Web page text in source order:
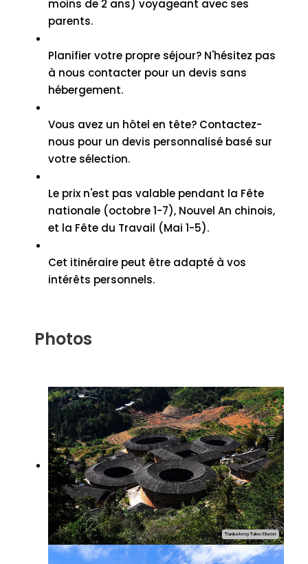
moins de 2 ans) voyageant avec ses
parents.
Planifier votre propre séjour? N'hésitez pas
à nous contacter pour un devis sans
hébergement.
Vous avez un hôtel en tête? Contactez-
nous pour un devis personnalisé basé sur
votre sélection.
Le prix n'est pas valable pendant la Fête
nationale (octobre 1-7), Nouvel An chinois,
et la Fête du Travail (Mai 1-5).
Cet itinéraire peut être adapté à vos
intérêts personnels.
Photos